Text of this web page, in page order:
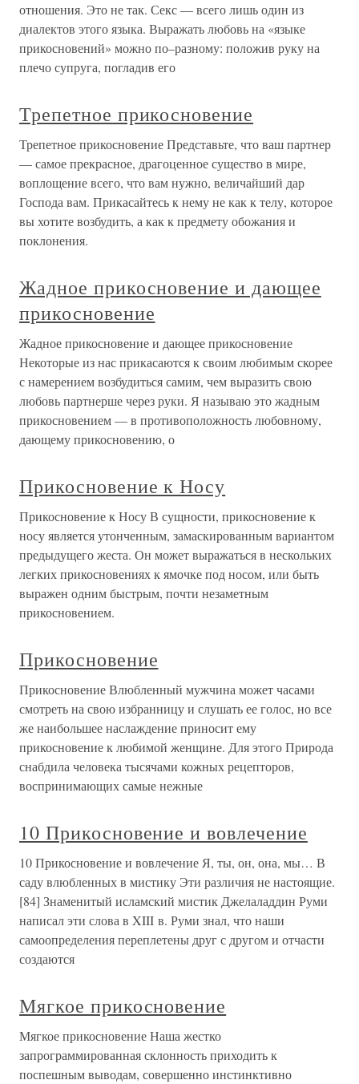
отношения. Это не так. Секс — всего лишь один из
диалектов этого языка. Выражать любовь на «языке
прикосновений» можно по–разному: положив руку на
плечо супруга, погладив его
Трепетное прикосновение
Трепетное прикосновение Представьте, что ваш партнер
— самое прекрасное, драгоценное существо в мире,
воплощение всего, что вам нужно, величайший дар
Господа вам. Прикасайтесь к нему не как к телу, которое
вы хотите возбудить, а как к предмету обожания и
поклонения.
Жадное прикосновение и дающее
прикосновение
Жадное прикосновение и дающее прикосновение
Некоторые из нас прикасаются к своим любимым скорее
с намерением возбудиться самим, чем выразить свою
любовь партнерше через руки. Я называю это жадным
прикосновением — в противоположность любовному,
дающему прикосновению, о
Прикосновение к Носу
Прикосновение к Носу В сущности, прикосновение к
носу является утонченным, замаскированным вариантом
предыдущего жеста. Он может выражаться в нескольких
легких прикосновениях к ямочке под носом, или быть
выражен одним быстрым, почти незаметным
прикосновением.
Прикосновение
Прикосновение Влюбленный мужчина может часами
смотреть на свою избранницу и слушать ее голос, но все
же наибольшее наслаждение приносит ему
прикосновение к любимой женщине. Для этого Природа
снабдила человека тысячами кожных рецепторов,
воспринимающих самые нежные
10 Прикосновение и вовлечение
10 Прикосновение и вовлечение Я, ты, он, она, мы… В
саду влюбленных в мистику Эти различия не настоящие.
[84] Знаменитый исламский мистик Джелаладдин Руми
написал эти слова в XIII в. Руми знал, что наши
самоопределения переплетены друг с другом и отчасти
создаются
Мягкое прикосновение
Мягкое прикосновение Наша жестко
запрограммированная склонность приходить к
поспешным выводам, совершенно инстинктивно